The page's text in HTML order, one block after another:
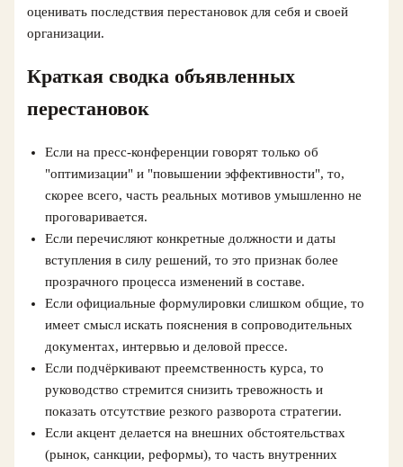
оценивать последствия перестановок для себя и своей
организации.
Краткая сводка объявленных
перестановок
Если на пресс-конференции говорят только об
"оптимизации" и "повышении эффективности", то,
скорее всего, часть реальных мотивов умышленно не
проговаривается.
Если перечисляют конкретные должности и даты
вступления в силу решений, то это признак более
прозрачного процесса изменений в составе.
Если официальные формулировки слишком общие, то
имеет смысл искать пояснения в сопроводительных
документах, интервью и деловой прессе.
Если подчёркивают преемственность курса, то
руководство стремится снизить тревожность и
показать отсутствие резкого разворота стратегии.
Если акцент делается на внешних обстоятельствах
(рынок, санкции, реформы), то часть внутренних